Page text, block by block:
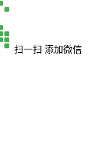
扫一扫 添加微信